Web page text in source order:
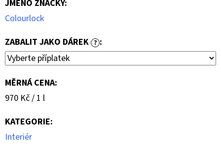
JMÉNO ZNAČKY:
Colourlock
ZABALIT JAKO DÁREK ? :
MĚRNÁ CENA:
Měrná
970 Kč / 1 l
KATEGORIE:
Interiér